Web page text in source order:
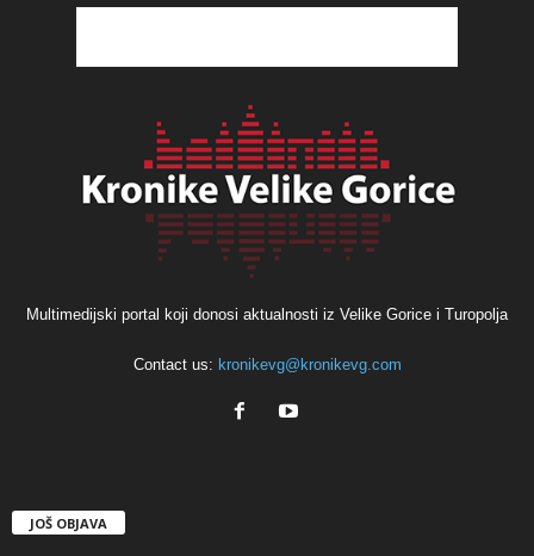
Multimedijski portal koji donosi aktualnosti iz Velike Gorice i Turopolja
Contact us: kronikevg@kronikevg.com
JOŠ OBJAVA